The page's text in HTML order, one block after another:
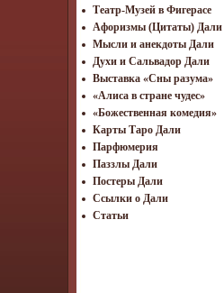
Театр-Музей в Фигерасе
Афоризмы (Цитаты) Дали
Мысли и анекдоты Дали
Духи и Сальвадор Дали
Выставка «Сны разума»
«Алиса в стране чудес»
«Божественная комедия»
Карты Таро Дали
Парфюмерия
Паззлы Дали
Постеры Дали
Ссылки о Дали
Статьи